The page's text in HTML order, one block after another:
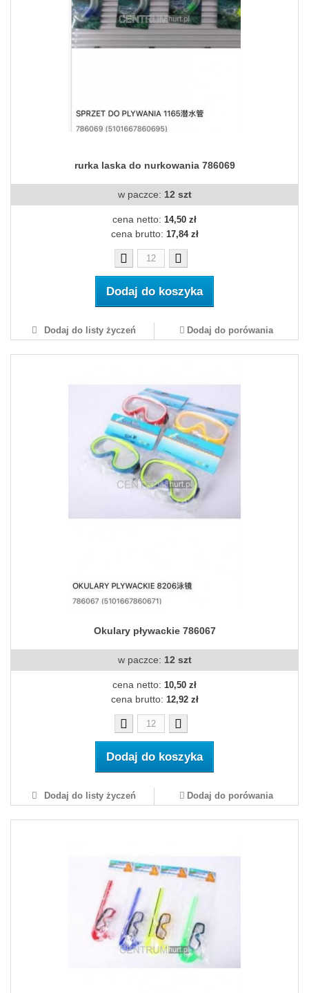
rurka laska do nurkowania 786069
w paczce: 12 szt
cena netto: 14,50 zł
cena brutto: 17,84 zł
Dodaj do koszyka
Dodaj do listy życzeń Dodaj do porówania
Okulary pływackie 786067
w paczce: 12 szt
cena netto: 10,50 zł
cena brutto: 12,92 zł
Dodaj do koszyka
Dodaj do listy życzeń Dodaj do porówania